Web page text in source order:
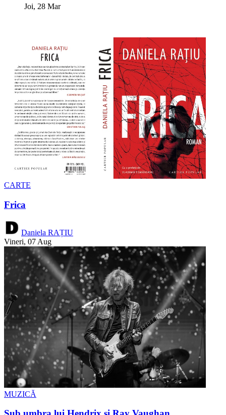
Joi, 28 Mar
CARTE
Frica
Daniela RAȚIU
Vineri, 07 Aug
MUZICĂ